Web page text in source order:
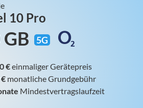
10 Pro
5G
€einmaliger Gerätepreis
monatliche Grundgebühr
Mindestvertragslaufzeit